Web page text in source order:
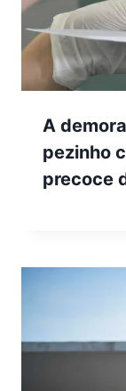
A
pezinho
precoce